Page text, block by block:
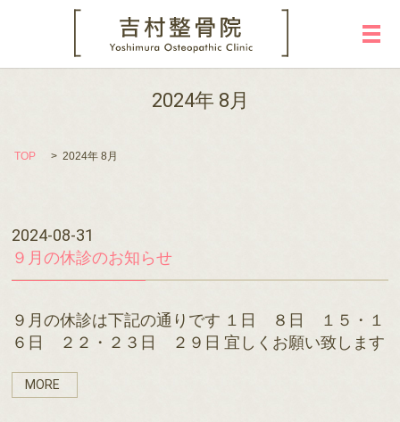
メ
2024年 8月
TOP 2024年 8月
2024-08-31
９月の休診のお知らせ
９月の休診は下記の通りです １日 ８日 １５・１
６日 ２２・２３日 ２９日 宜しくお願い致します
MORE